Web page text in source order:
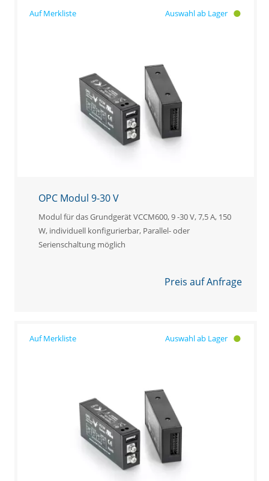
Auswahl ab Lager
OPC Modul 9-30 V
Modul für das Grundgerät VCCM600, 9 -30 V, 7,5 A, 150
W, individuell konfigurierbar, Parallel- oder
Serienschaltung möglich
Preis auf Anfrage
Auswahl ab Lager